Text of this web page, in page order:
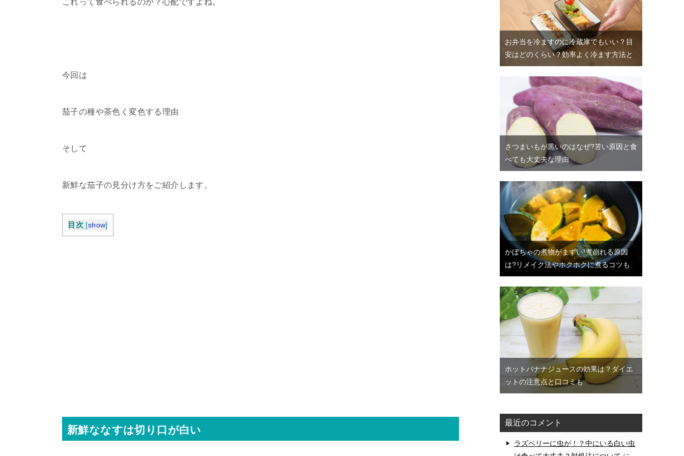
これって食べられるのか？心配ですよね。
今回は
茄子の種や茶色く変色する理由
そして
新鮮な茄子の見分け方をご紹介します。
目次 [show]
新鮮ななすは切り口が白い
お弁当を冷ますのに冷蔵庫でもいい？目
安はどのくらい？効率よく冷ます方法と
さつまいもが黒いのはなぜ?苦い原因と食
べても大丈夫な理由
かぼちゃの煮物がまずい!煮崩れる原因
は?リメイク法やホクホクに煮るコツも
ホットバナナジュースの効果は？ダイエ
ットの注意点と口コミも
最近のコメント
ラズベリーに虫が！？中にいる白い虫